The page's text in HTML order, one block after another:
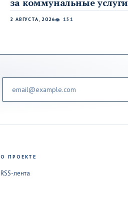
2 АВГУСТА, 2026👁 151
О ПРОЕКТЕ
RSS-лента